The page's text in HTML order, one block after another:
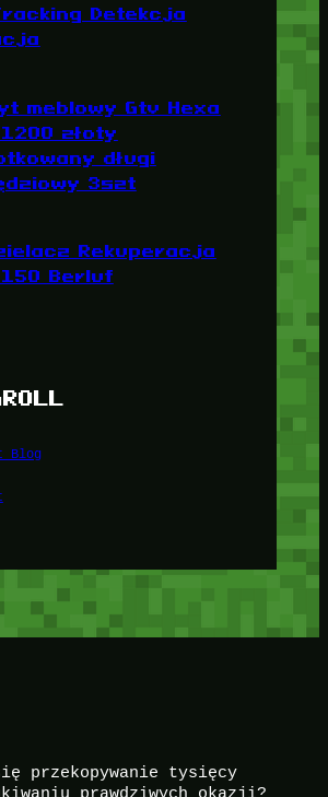
Detekcja
meblowy Gtv Hexa
złoty
długi
3szt
Rekuperacja
Berluf
Blog
przekopywanie tysięcy
prawdziwych okazji?